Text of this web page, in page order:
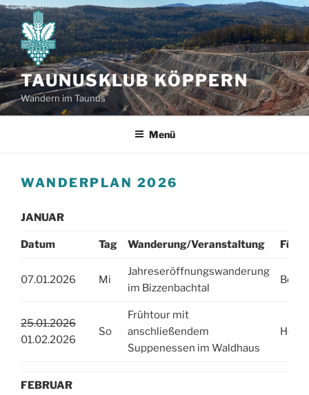
Zum
Inhalt
springen
TAUNUSKLUB KÖPPERN
Wandern im Taunus
Menü
WANDERPLAN 2026
JANUAR
Datum Tag Wanderung/Veranstaltung
07.01.2026 Mi
Jahreseröffnungswanderung
im Bizzenbachtal
25.01.2026
01.02.2026
So
Frühtour mit
anschließendem
Suppenessen im Waldhaus
FEBRUAR